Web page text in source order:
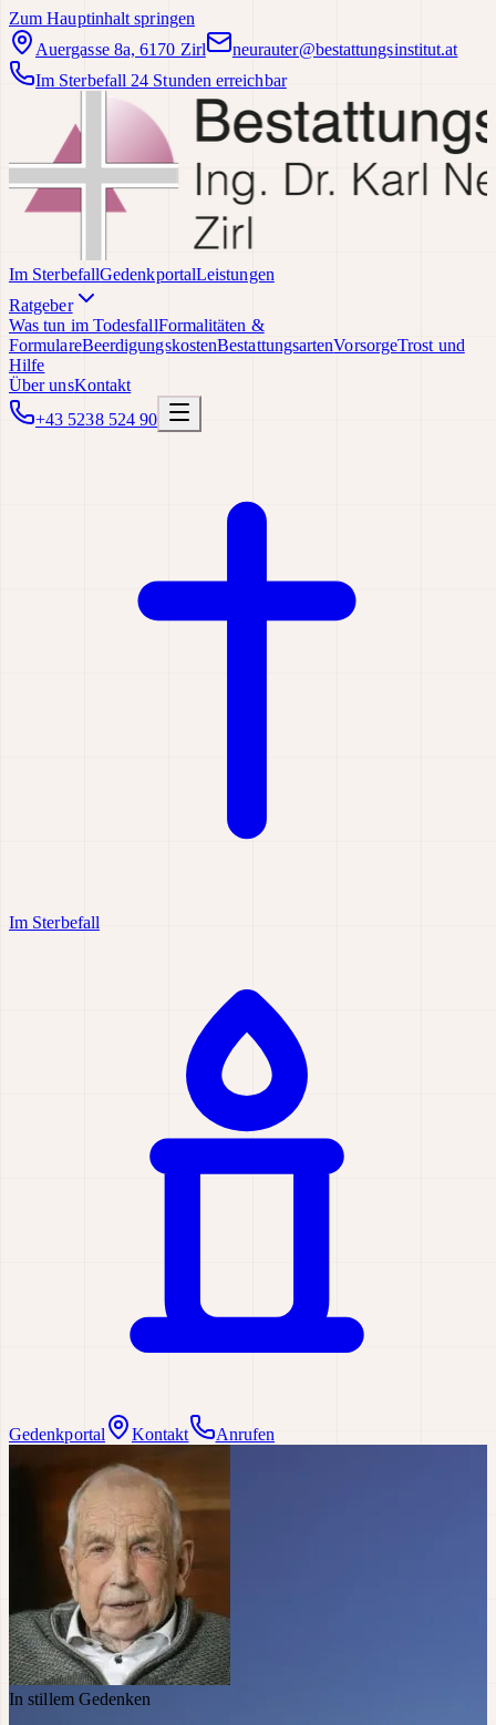
Zum Hauptinhalt springen
Auergasse 8a, 6170 Zirl
neurauter@bestattungsinstitut.at
Im Sterbefall 24 Stunden erreichbar
Im SterbefallGedenkportalLeistungen
Ratgeber
Was tun im TodesfallFormalitäten &
FormulareBeerdigungskostenBestattungsartenVorsorgeTrost und
Hilfe
Über unsKontakt
+43 5238 524 90
Im Sterbefall
Gedenkportal Kontakt Anrufen
In stillem Gedenken